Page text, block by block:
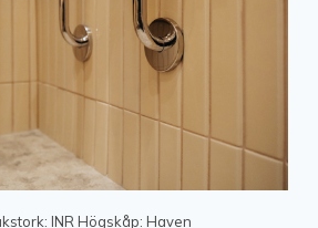
INR Högskåp: Haven